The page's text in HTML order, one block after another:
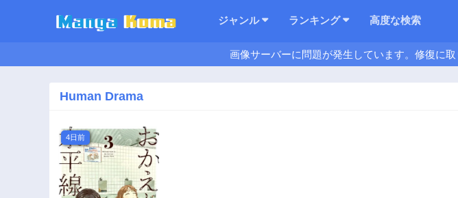
ジャンル ランキング 高度な検索
画像サーバーに問題が発生しています。修復に
Human Drama
4日前